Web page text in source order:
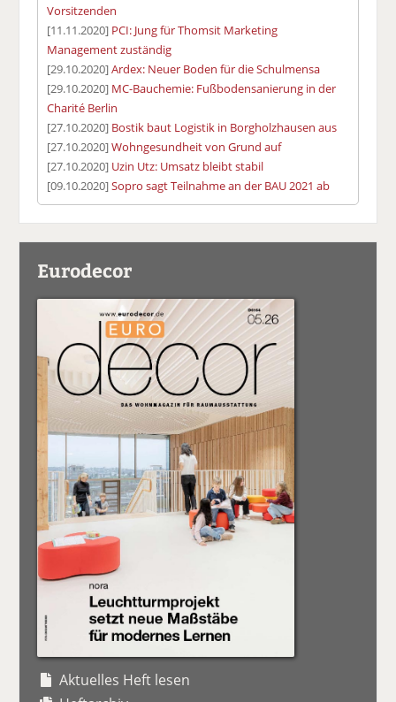
Vorsitzenden
[11.11.2020] PCI: Jung für Thomsit Marketing
Management zuständig
[29.10.2020]Ardex: Neuer Boden für die Schulmensa
[29.10.2020] MC-Bauchemie: Fußbodensanierung in der
Charité Berlin
[27.10.2020] Bostik baut Logistik in Borgholzhausen aus
[27.10.2020]Wohngesundheit von Grund auf
[27.10.2020] Uzin Utz: Umsatz bleibt stabil
[09.10.2020]Sopro sagt Teilnahme an der BAU 2021 ab
Eurodecor
Aktuelles Heft lesen